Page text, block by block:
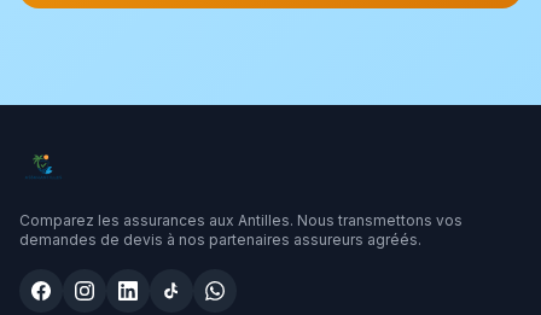
Comparez les assurances aux Antilles. Nous transmettons vos
demandes de devis à nos partenaires assureurs agréés.